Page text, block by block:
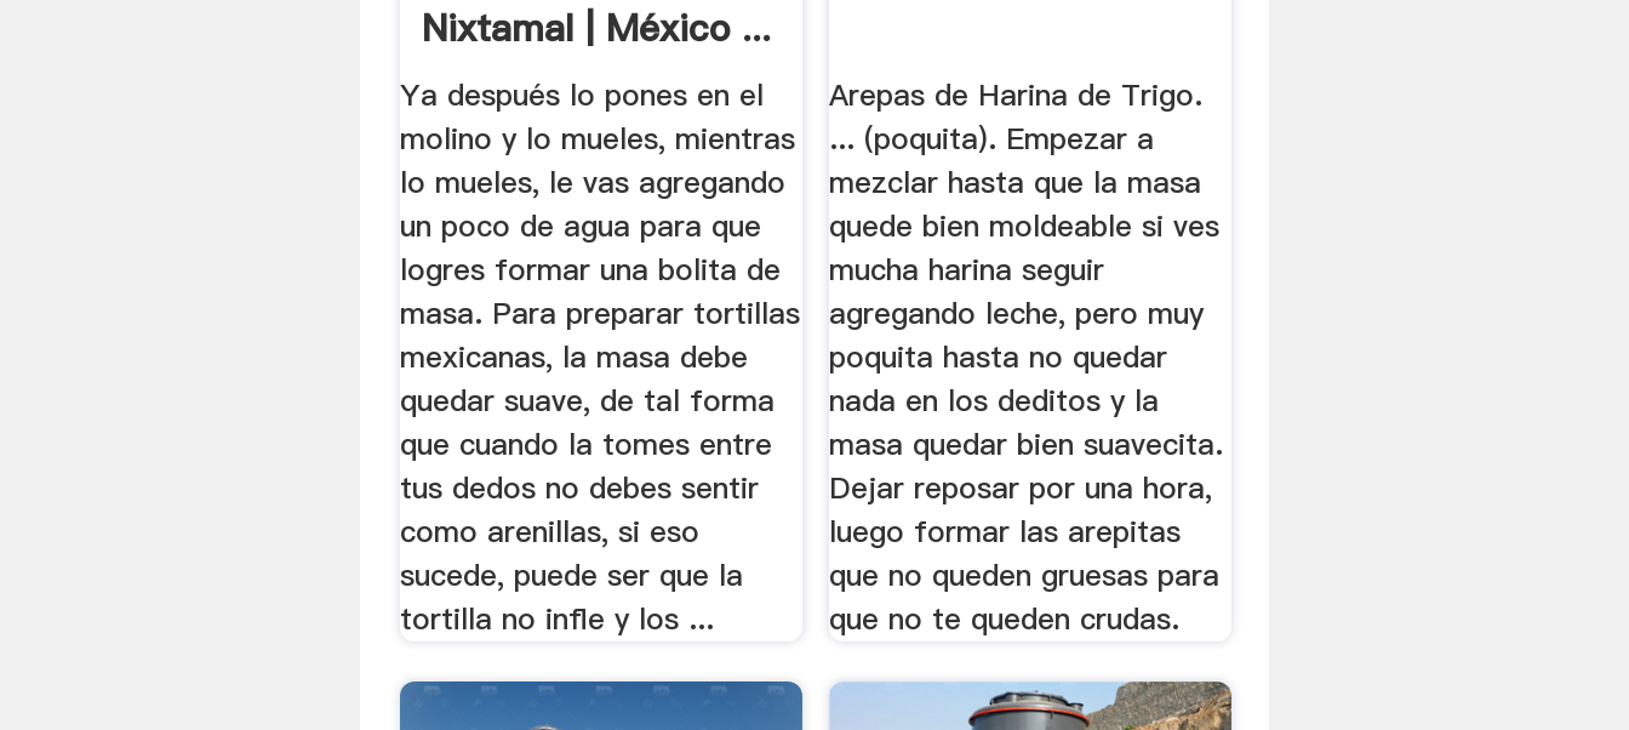
Nixtamal | México ...
Ya después lo pones en el
molino y lo mueles, mientras
lo mueles, le vas agregando
un poco de agua para que
logres formar una bolita de
masa. Para preparar tortillas
mexicanas, la masa debe
quedar suave, de tal forma
que cuando la tomes entre
tus dedos no debes sentir
como arenillas, si eso
sucede, puede ser que la
tortilla no infle y los ...
Arepas de Harina de Trigo.
... (poquita). Empezar a
mezclar hasta que la masa
quede bien moldeable si ves
mucha harina seguir
agregando leche, pero muy
poquita hasta no quedar
nada en los deditos y la
masa quedar bien suavecita.
Dejar reposar por una hora,
luego formar las arepitas
que no queden gruesas para
que no te queden crudas.